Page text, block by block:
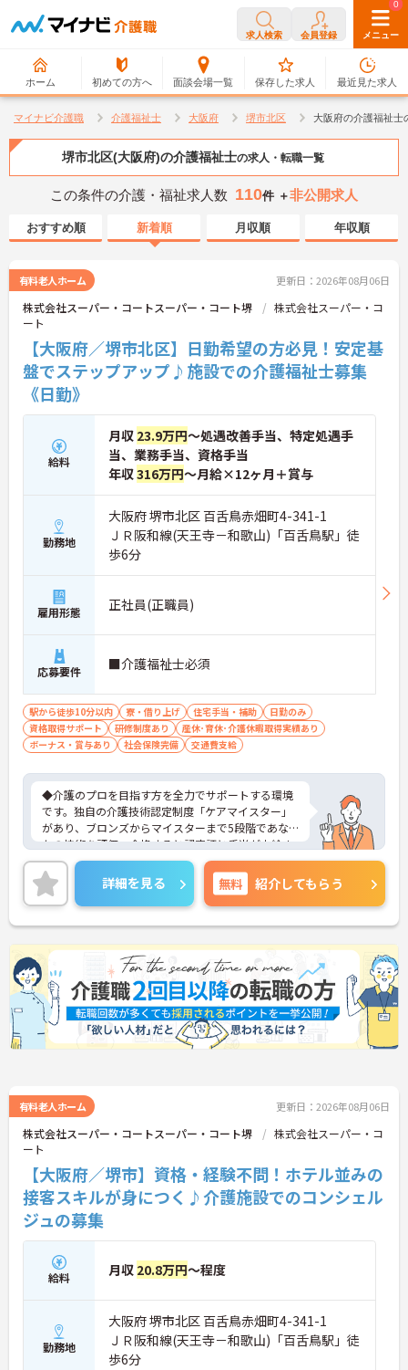
求人検索 会員登録 メニュー
ホーム 初めての方へ 面談会場一覧
0
保存した求人
0
最近見た求人
マイナビ介護職 介護福祉士 大阪府 堺市北区 大阪府の介護福祉士
堺市北区(大阪府)の介護福祉士の求人・転職一覧
この条件の介護・福祉求人数 110件 ＋非公開求人
おすすめ順 新着順 月収順 年収順
有料老人ホーム 更新日：2026年08月06日
株式会社スーパー・コートスーパー・コート堺
株式会社スーパー・コ
ート
【大阪府／堺市北区】日勤希望の方必見！安定基
盤でステップアップ♪施設での介護福祉士募集
《日勤》
給料
月収 23.9万円～処遇改善手当、特定処遇手
当、業務手当、資格手当
年収316万円～月給×12ヶ月＋賞与
勤務地
大阪府 堺市北区 百舌鳥赤畑町4-341-1
ＪＲ阪和線(天王寺－和歌山)「百舌鳥駅」徒
歩6分
雇用形態 正社員(正職員)
応募要件 ■介護福祉士必須
駅から徒歩10分以内 寮・借り上げ 住宅手当・補助
日勤のみ
資格取得サポート
研修制度あり
産休･育休･介護休暇取得実績あり
ボーナス・賞与あり
社会保険完備 交通費支給
◆介護のプロを目指す方を全力でサポートする環境
です。独自の介護技術認定制度「ケアマイスター」
があり、ブロンズからマイスターまで5段階であな
たの技術を評価。合格すると認定証と手当が支給さ
れます。
◆スタッフ同士の繋がりを大切にするため「サンク
スバッジ」という素敵な制度を導入しています。ス
マホやパソコンから、部署や施設を超えた仲間に
「ありがとう」のバッジを送り合う仕組みで、毎月
1万5000以上もの感謝が行き交っています！どんな
些細なことでも感謝を伝え合い、認め合えるため、
風通しが良くとてもあたたかい雰囲気の職場です。
また、「もっとこうしたら良くなるかも！」という
現場の小さなアイデアを大切にしており、入社1日
目から誰でもいくつでも提案できる「フジキャタ提
案」制度があり、毎月役員がすべての提案に目を通
詳細を見る 無料 紹介してもらう
有料老人ホーム 更新日：2026年08月06日
株式会社スーパー・コートスーパー・コート堺
株式会社スーパー・コ
ート
【大阪府／堺市】資格・経験不問！ホテル並みの
接客スキルが身につく♪介護施設でのコンシェル
ジュの募集
給料 月収 20.8万円～程度
勤務地
大阪府 堺市北区 百舌鳥赤畑町4-341-1
ＪＲ阪和線(天王寺－和歌山)「百舌鳥駅」徒
歩6分